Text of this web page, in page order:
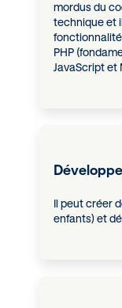
mordus du
technique et
PHP
JavaScript et
Il peut créer
enfants) et